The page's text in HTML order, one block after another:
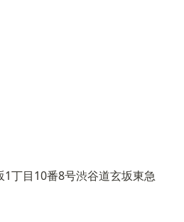
丁目10番8号渋谷道玄坂東急